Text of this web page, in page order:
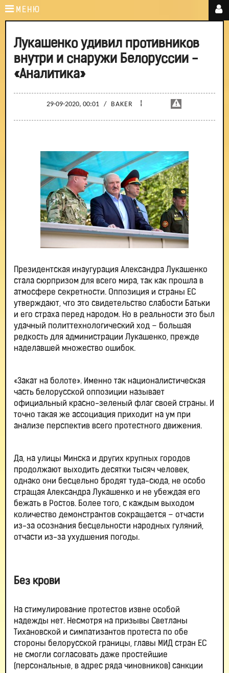
МЕНЮ
Лукашенко удивил противников
внутри и снаружи Белоруссии -
«Аналитика»
29-09-2020, 00:01 / BAKER ¦
Президентская инаугурация Александра Лукашенко
стала сюрпризом для всего мира, так как прошла в
атмосфере секретности. Оппозиция и страны ЕС
утверждают, что это свидетельство слабости Батьки
и его страха перед народом. Но в реальности это был
удачный политтехнологический ход – большая
редкость для администрации Лукашенко, прежде
наделавшей множество ошибок.
«Закат на болоте». Именно так националистическая
часть белорусской оппозиции называет
официальный красно-зеленый флаг своей страны. И
точно такая же ассоциация приходит на ум при
анализе перспектив всего протестного движения.
Да, на улицы Минска и других крупных городов
продолжают выходить десятки тысяч человек,
однако они бесцельно бродят туда-сюда, не особо
стращая Александра Лукашенко и не убеждая его
бежать в Ростов. Более того, с каждым выходом
количество демонстрантов сокращается – отчасти
из-за осознания бесцельности народных гуляний,
отчасти из-за ухудшения погоды.
Без крови
На стимулирование протестов извне особой
надежды нет. Несмотря на призывы Светланы
Тихановской и симпатизантов протеста по обе
стороны белорусской границы, главы МИД стран ЕС
не смогли согласовать даже простейшие
(персональные, в адрес ряда чиновников) санкции